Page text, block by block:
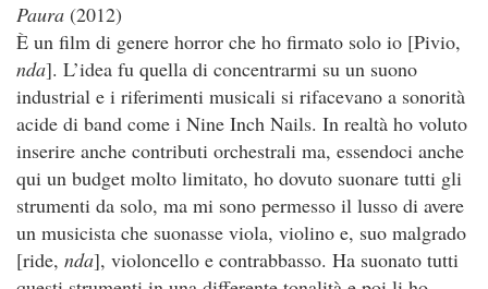
Paura (2012)
È un film di genere horror che ho firmato solo io [Pivio,
nda]. L’idea fu quella di concentrarmi su un suono
industrial e i riferimenti musicali si rifacevano a sonorità
acide di band come i Nine Inch Nails. In realtà ho voluto
inserire anche contributi orchestrali ma, essendoci anche
qui un budget molto limitato, ho dovuto suonare tutti gli
strumenti da solo, ma mi sono permesso il lusso di avere
un musicista che suonasse viola, violino e, suo malgrado
[ride, nda], violoncello e contrabbasso. Ha suonato tutti